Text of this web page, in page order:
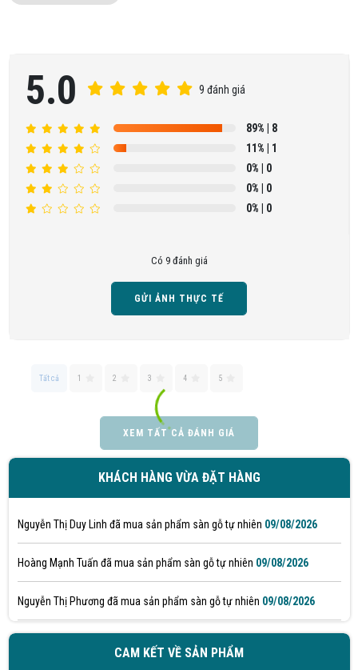
5.0 9 đánh giá
89% | 8
11% | 1
0% | 0
0% | 0
0% | 0
Có 9 đánh giá
GỬI ẢNH THỰC TẾ
Tất cả 1 2 3 4 5
XEM TẤT CẢ ĐÁNH GIÁ
KHÁCH HÀNG VỪA ĐẶT HÀNG
Văn Thị Mỹ Linh đã mua sản phẩm sàn gỗ tự nhiên
Trần Xuân Hóa đã mua sản phẩm sàn gỗ tự nhiên09/08/2026
Võ Thị Quỳnh Châu đã mua sản phẩm sàn gỗ tự nhiên
Nguyễn Thị Duy Linh đã mua sản phẩm sàn gỗ tự nhiên 09/08/2026
Hoàng Mạnh Tuấn đã mua sản phẩm sàn gỗ tự nhiên 09/08/2026
Nguyễn Thị Phương đã mua sản phẩm sàn gỗ tự nhiên 09/08/2026
CAM KẾT VỀ SẢN PHẨM